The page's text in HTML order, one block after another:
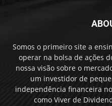
Somos o primeiro site a
operar na bolsa de ações
nossa visão sobre o
um investidor de
independência financeira
como Viver de